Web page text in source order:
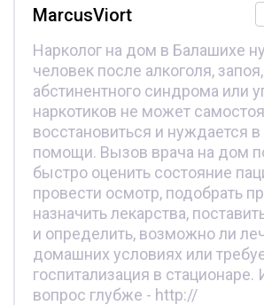
MarcusViort
Нарколог на дом в Балашихе
человек после алкоголя,
абстинентного синдрома или
наркотиков не может
восстановиться и нуждается
помощи. Вызов врача на дом
быстро оценить состояние
провести осмотр, подобрать
назначить лекарства,
и определить, возможно ли
домашних условиях или
госпитализация в стационаре.
вопрос глубже - http://